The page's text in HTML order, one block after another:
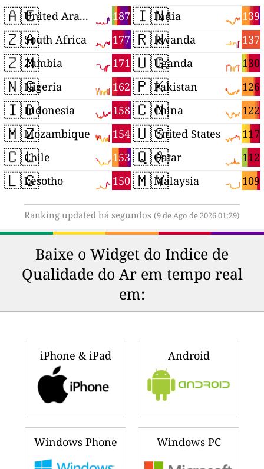
🇦🇪 187
United Arab Emirates
🇿🇦 177
South Africa
🇿🇲 171
Zambia
🇳🇬 162
Nigeria
🇮🇩 158
Indonesia
🇲🇿 154
Mozambique
🇨🇱 153
Chile
🇱🇸 150
Lesotho
🇮🇳 139
India
🇷🇼 137
Rwanda
🇺🇬 130
Uganda
🇵🇰 126
Pakistan
🇨🇳 122
China
🇺🇸 117
United States
🇶🇦 112
Qatar
🇲🇾 109
Malaysia
Ranking updated há segundos (9 de Ago de 2026 01:29)
Baixe o Widget do Indice de
Qualidade do Ar em tempo real
em:
iPhone & iPad Android
Windows Phone Windows PC